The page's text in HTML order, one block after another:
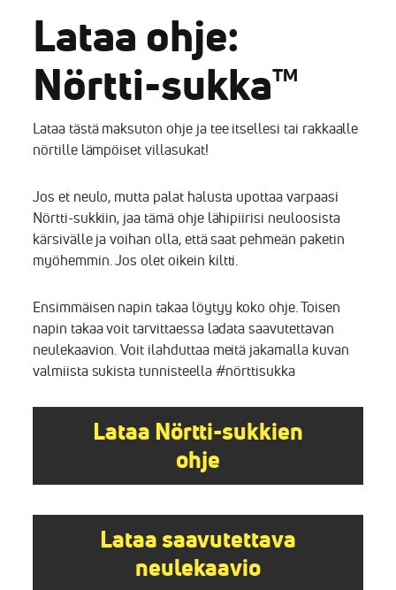
Lataa ohje:
Nörtti-sukka™
Lataa tästä maksuton ohje ja tee itsellesi tai rakkaalle
nörtille lämpöiset villasukat!
Jos et neulo, mutta palat halusta upottaa varpaasi
Nörtti-sukkiin, jaa tämä ohje lähipiirisi neuloosista
kärsivälle ja voihan olla, että saat pehmeän paketin
myöhemmin. Jos olet oikein kiltti.
Ensimmäisen napin takaa löytyy koko ohje. Toisen
napin takaa voit tarvittaessa ladata saavutettavan
neulekaavion. Voit ilahduttaa meitä jakamalla kuvan
valmiista sukista tunnisteella #nörttisukka
Lataa Nörtti-sukkien
ohje
Lataa saavutettava
neulekaavio